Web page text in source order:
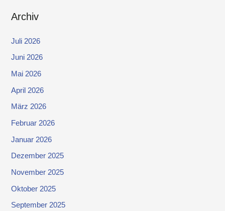
Archiv
Juli 2026
Juni 2026
Mai 2026
April 2026
März 2026
Februar 2026
Januar 2026
Dezember 2025
November 2025
Oktober 2025
September 2025